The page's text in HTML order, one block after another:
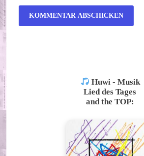
Huwi - Musik
Lied des Tages
and the TOP: